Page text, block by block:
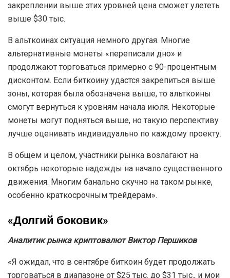
закреплении выше этих уровней цена сможет улететь
выше $30 тыс.
В альткоинах ситуация немного другая. Многие
альтернативные монеты «переписали дно» и
продолжают торговаться примерно с 90-процентным
дисконтом. Если биткоину удастся закрепиться выше
зоны, которая была обозначена выше, то альткоины
смогут вернуться к уровням начала июля. Некоторые
монеты могут подняться выше, но такую перспективу
лучше оценивать индивидуально по каждому проекту.
В общем и целом, участники рынка возлагают на
октябрь некоторые надежды на начало существенного
движения. Многим банально скучно на таком рынке,
особенно краткосрочным трейдерам».
«Долгий боковик»
Аналитик рынка криптовалютВиктор Першиков
«Я ожидал, что в сентябре биткоин будет продолжать
торговаться в диапазоне от $25 тыс. до $31 тыс., и мои